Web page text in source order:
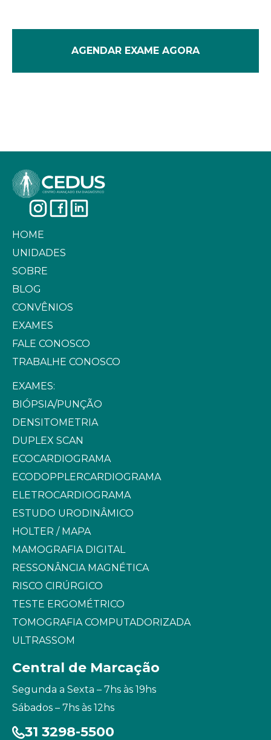
AGENDAR EXAME AGORA
HOME
UNIDADES
SOBRE
BLOG
CONVÊNIOS
EXAMES
FALE CONOSCO
TRABALHE CONOSCO
EXAMES:
BIÓPSIA/PUNÇÃO
DENSITOMETRIA
DUPLEX SCAN
ECOCARDIOGRAMA
ECODOPPLERCARDIOGRAMA
ELETROCARDIOGRAMA
ESTUDO URODINÂMICO
HOLTER / MAPA
MAMOGRAFIA DIGITAL
RESSONÂNCIA MAGNÉTICA
RISCO CIRÚRGICO
TESTE ERGOMÉTRICO
TOMOGRAFIA COMPUTADORIZADA
ULTRASSOM
Central de Marcação
Segunda a Sexta – 7hs às 19hs
Sábados – 7hs às 12hs
31 3298-5500